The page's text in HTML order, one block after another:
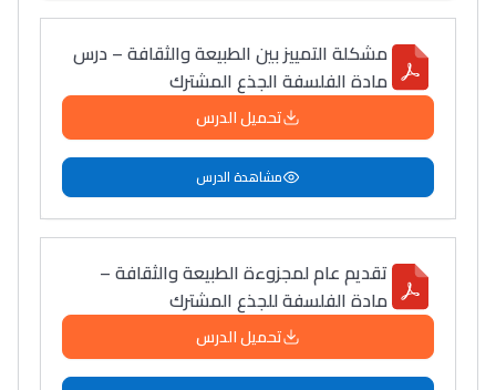
مشكلة التمييز بين الطبيعة والثقافة – درس
مادة الفلسفة الجذع المشترك
تحميل الدرس
مشاهدة الدرس
تقديم عام لمجزوءة الطبيعة والثقافة –
مادة الفلسفة للجذع المشترك
تحميل الدرس